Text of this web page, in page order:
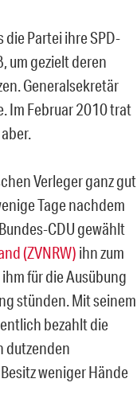
die Partei ihre SPD-
um gezielt deren
Generalsekretär
Im Februar 2010 trat
Verleger ganz gut
Tage nachdem
CDU gewählt
(ZVNRW) ihn zum
für die Ausübung
stünden. Mit seinem
bezahlt die
dutzenden
weniger Hände